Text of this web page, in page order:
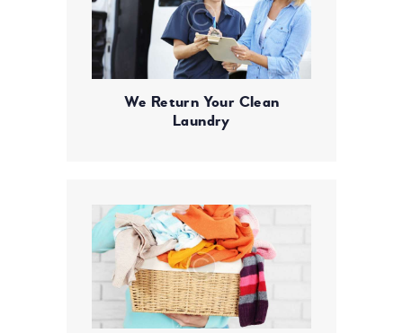
We Return Your Clean
Laundry